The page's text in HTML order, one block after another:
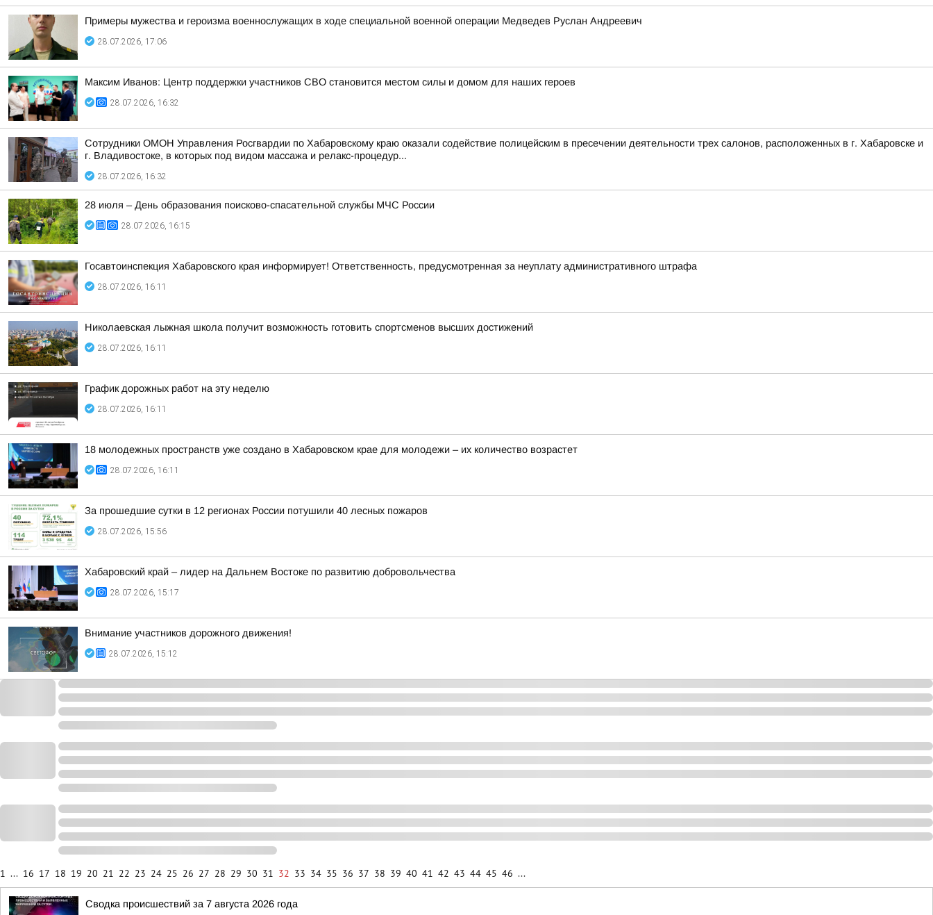
Примеры мужества и героизма военнослужащих в ходе специальной военной операции Медведев Руслан Андреевич
28.07.2026, 17:06
Максим Иванов: Центр поддержки участников СВО становится местом силы и домом для наших героев
28.07.2026, 16:32
Сотрудники ОМОН Управления Росгвардии по Хабаровскому краю оказали содействие полицейским в пресечении деятельности трех салонов, расположенных в г. Хабаровске и
г. Владивостоке, в которых под видом массажа и релакс-процедур...
28.07.2026, 16:32
28 июля – День образования поисково-спасательной службы МЧС России
28.07.2026, 16:15
Госавтоинспекция Хабаровского края информирует! Ответственность, предусмотренная за неуплату административного штрафа
28.07.2026, 16:11
Николаевская лыжная школа получит возможность готовить спортсменов высших достижений
28.07.2026, 16:11
График дорожных работ на эту неделю
28.07.2026, 16:11
18 молодежных пространств уже создано в Хабаровском крае для молодежи – их количество возрастет
28.07.2026, 16:11
За прошедшие сутки в 12 регионах России потушили 40 лесных пожаров
28.07.2026, 15:56
Хабаровский край – лидер на Дальнем Востоке по развитию добровольчества
28.07.2026, 15:17
Внимание участников дорожного движения!
28.07.2026, 15:12
1 ... 16 17 18 19 20 21 22 23 24 25 26 27 28 29 30 31 32 33 34 35 36 37 38 39 40 41 42 43 44 45 46 ...
Сводка происшествий за 7 августа 2026 года